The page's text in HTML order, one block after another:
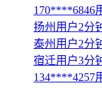
170****6846
扬州用户2分
泰州用户2分
宿迁用户3分
134****4257